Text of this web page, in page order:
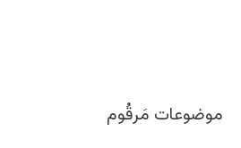
موضوعات مَرقُوم